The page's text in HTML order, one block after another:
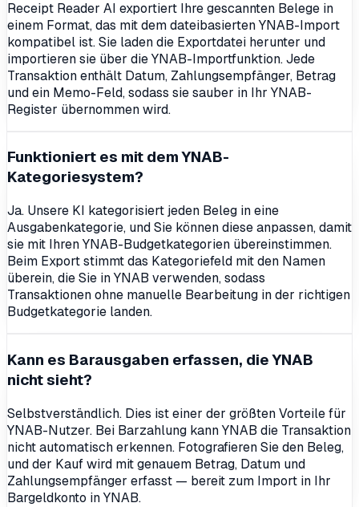
Receipt Reader AI exportiert Ihre gescannten Belege in
einem Format, das mit dem dateibasierten YNAB-Import
kompatibel ist. Sie laden die Exportdatei herunter und
importieren sie über die YNAB-Importfunktion. Jede
Transaktion enthält Datum, Zahlungsempfänger, Betrag
und ein Memo-Feld, sodass sie sauber in Ihr YNAB-
Register übernommen wird.
Funktioniert es mit dem YNAB-
Kategoriesystem?
Ja. Unsere KI kategorisiert jeden Beleg in eine
Ausgabenkategorie, und Sie können diese anpassen, damit
sie mit Ihren YNAB-Budgetkategorien übereinstimmen.
Beim Export stimmt das Kategoriefeld mit den Namen
überein, die Sie in YNAB verwenden, sodass
Transaktionen ohne manuelle Bearbeitung in der richtigen
Budgetkategorie landen.
Kann es Barausgaben erfassen, die YNAB
nicht sieht?
Selbstverständlich. Dies ist einer der größten Vorteile für
YNAB-Nutzer. Bei Barzahlung kann YNAB die Transaktion
nicht automatisch erkennen. Fotografieren Sie den Beleg,
und der Kauf wird mit genauem Betrag, Datum und
Zahlungsempfänger erfasst — bereit zum Import in Ihr
Bargeldkonto in YNAB.